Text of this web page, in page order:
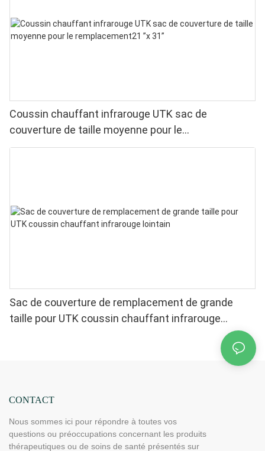
Coussin chauffant infrarouge UTK sac de
couverture de taille moyenne pour le
remplacement21 ”x 31”
Sac de couverture de remplacement de grande
taille pour UTK coussin chauffant infrarouge
CONTACT
Nous sommes ici pour répondre à toutes vos
questions ou préoccupations concernant les produits
thérapeutiques ou de soins de santé présentés sur